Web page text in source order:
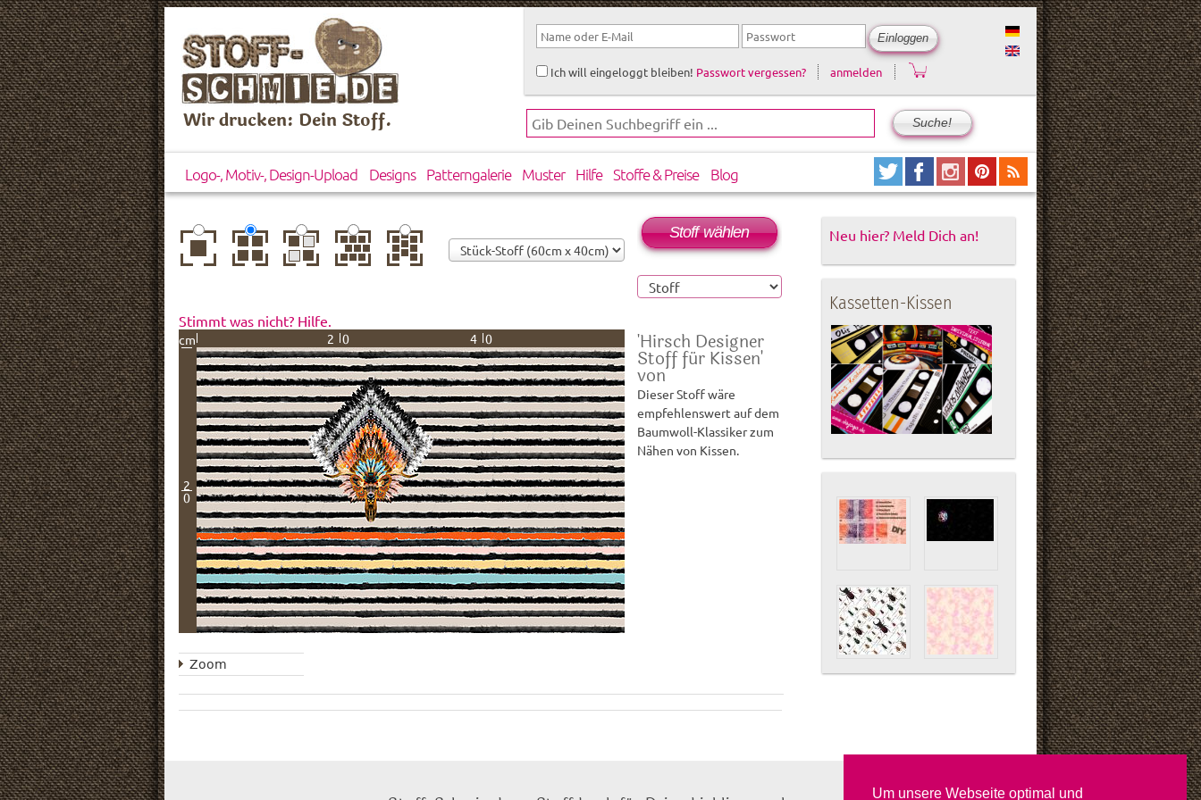
Um unsere Webseite optimal und
Wir drucken: Dein Stoff.
Ich will eingeloggt bleiben! Passwort vergessen? anmelden
Logo-, Motiv-, Design-Upload Designs Patterngalerie Muster Hilfe Stoffe & Preise Blog
zentriert
einfach
wiederholt
gespiegelthorizontal
versetzt
vertikal
versetzt
Stimmt was nicht? Hilfe.
cm 20 40
2
0
Stoff wählen
'Hirsch Designer
Stoff für Kissen'
von
Dieser Stoff wäre
empfehlenswert auf dem
Baumwoll-Klassiker zum
Nähen von Kissen.
Zoom
Neu hier? Meld Dich an!
Kassetten-Kissen